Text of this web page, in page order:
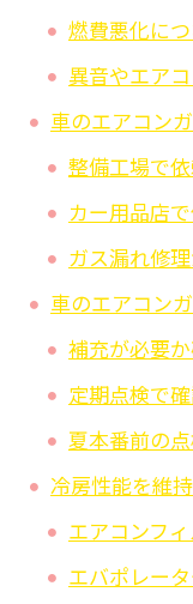
燃費悪化に
異音やエア
車のエアコン
整備工場で
カー用品店
ガス漏れ修
車のエアコン
補充が必要
定期点検で
夏本番前の
冷房性能を維
エアコンフ
エバポレー